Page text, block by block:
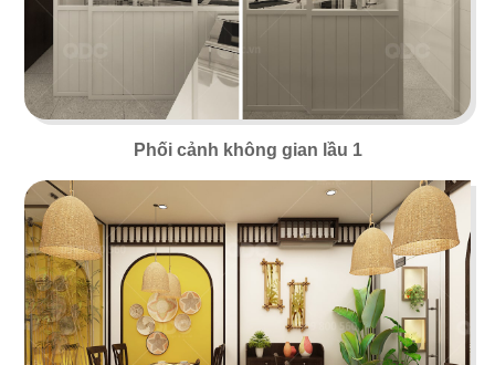
Phối cảnh không gian lầu 1
SUSHI MASA
Nhà hàng Nhật
54
LAN KWAI FONG
Beer Club